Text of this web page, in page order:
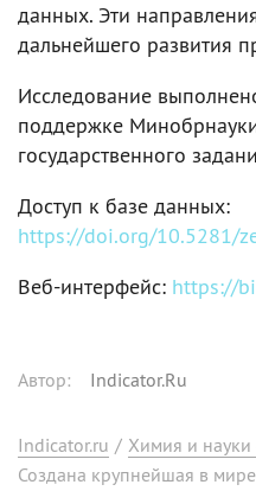
данных. Эти
дальнейшего развития
Исследование
поддержке
государственного
Доступ к базе данных:
https://doi.org/10.5281/
Веб-интерфейс: https://
Автор: Indicator.Ru
Indicator.ru / Химия и науки
Создана крупнейшая в